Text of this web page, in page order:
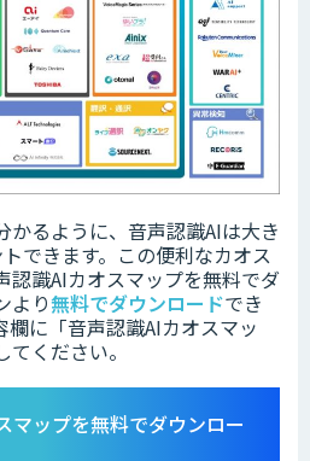
かるように、音声認識AIは大き
できます。この便利なカオス
認識AIカオスマップを無料でダ
より無料でダウンロードでき
欄に「音声認識AIカオスマッ
ください。
マップを無料でダウンロー